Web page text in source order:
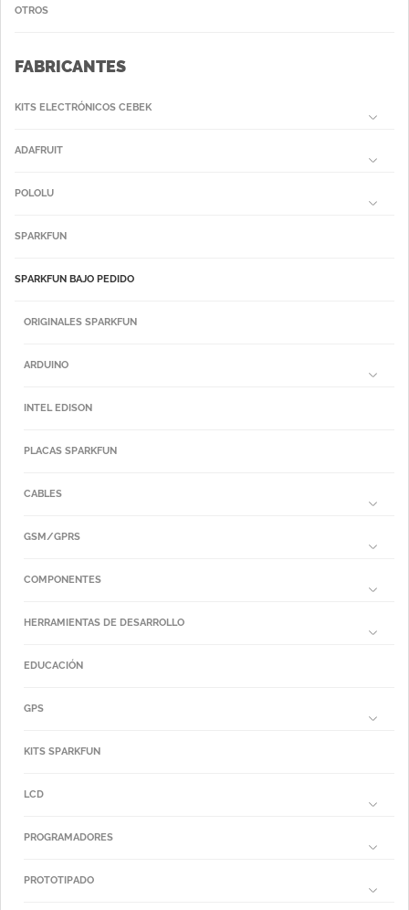
OTROS
FABRICANTES
KITS ELECTRÓNICOS CEBEK
ADAFRUIT
POLOLU
SPARKFUN
SPARKFUN BAJO PEDIDO
ORIGINALES SPARKFUN
ARDUINO
INTEL EDISON
PLACAS SPARKFUN
CABLES
GSM/GPRS
COMPONENTES
HERRAMIENTAS DE DESARROLLO
EDUCACIÓN
GPS
KITS SPARKFUN
LCD
PROGRAMADORES
PROTOTIPADO